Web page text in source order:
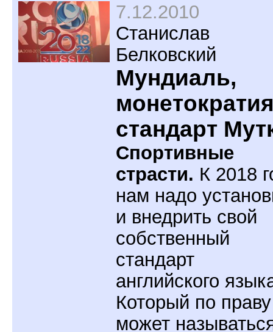
7.12.2010
Станислав
Белковский
Мундиаль,
стандарт
Спортивные
страсти. К 2018
нам надо
и внедрить свой
собственный
стандарт
английского
Который по праву
может